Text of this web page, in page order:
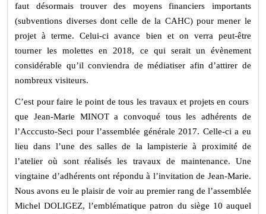
faut désormais trouver des moyens financiers importants
(subventions diverses dont celle de la CAHC) pour mener le
projet à terme. Celui-ci avance bien et on verra peut-être
tourner les molettes en 2018, ce qui serait un évènement
considérable qu’il conviendra de médiatiser afin d’attirer de
nombreux visiteurs.
C’est pour faire le point de tous les travaux et projets en cours
que Jean-Marie MINOT a convoqué tous les adhérents de
l’Acccusto-Seci pour l’assemblée générale 2017. Celle-ci a eu
lieu dans l’une des salles de la lampisterie à proximité de
l’atelier où sont réalisés les travaux de maintenance. Une
vingtaine d’adhérents ont répondu à l’invitation de Jean-Marie.
Nous avons eu le plaisir de voir au premier rang de l’assemblée
Michel DOLIGEZ, l’emblématique patron du siège 10 auquel